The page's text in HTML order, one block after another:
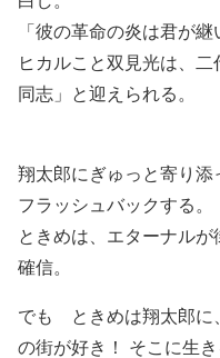
「彼の革命の炎は君が継
ヒカルこと双見光は、
同志」と迎えられる。
翔太郎にぎゅっと寄り
フラッシュバックする。
ときめは、エターナル
確信。
でも ときめは翔太郎に
の街が好き！ そこに生